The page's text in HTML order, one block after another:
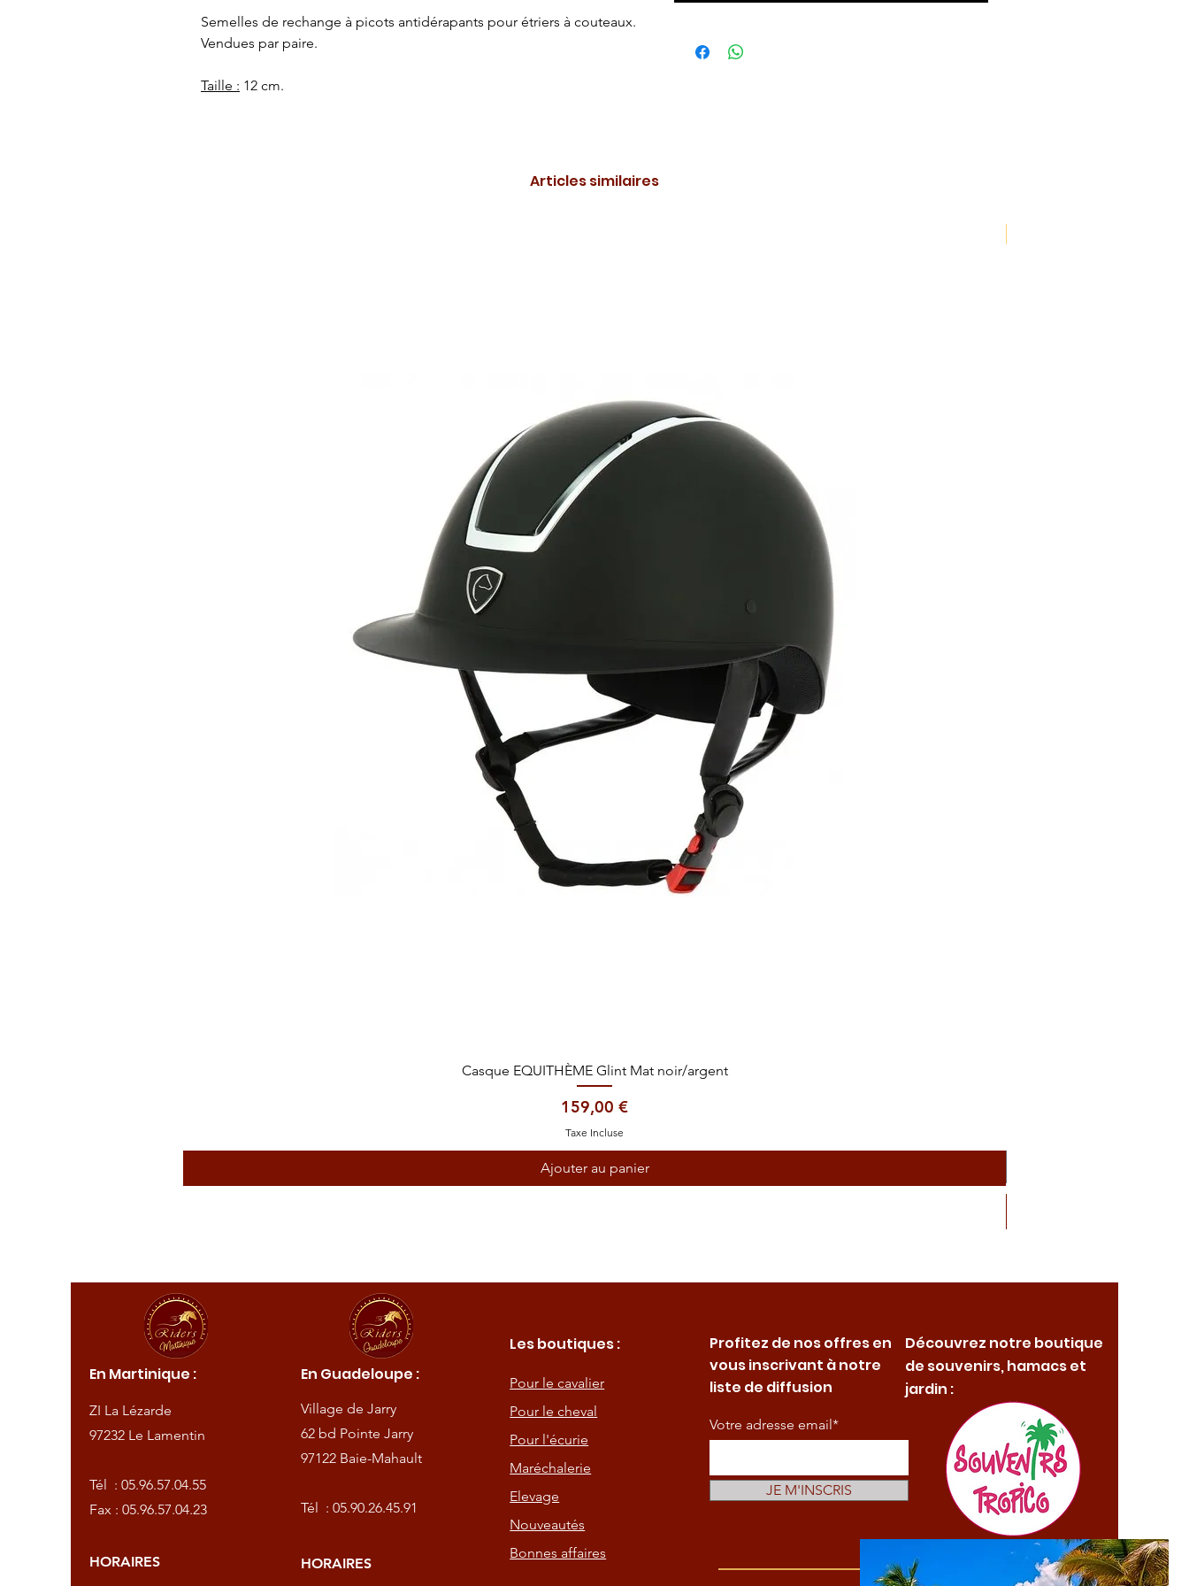
Semelles de rechange à picots antidérapants pour étriers à couteaux.
Vendues par paire.
Taille : 12 cm.
Articles similaires
Aperçu rapide
Casque EQUITHÈME Glint Mat noir/argent
Prix
159,00 €
Taxe Incluse
Ajouter au panier
En Martinique :
ZI La Lézarde
97232 Le Lamentin
Tél :05.96.57.04.55
Fax : 05.96.57.04.23
HORAIRES
En Guadeloupe :
Village de Jarry
62 bd Pointe Jarry
97122 Baie-Mahault
Tél : 05.90.26.45.91
HORAIRES
Les boutiques :
Pour le cavalier
Pour le cheval
Pour l'écurie
Maréchalerie
Elevage
Nouveautés
Bonnes affaires
Profitez de nos offres en
vous inscrivant à notre
liste de diffusion
Votre adresse email*
JE M'INSCRIS
Découvrez notre boutique
de souvenirs, hamacs et
jardin :